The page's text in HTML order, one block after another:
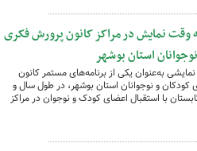
وقت نمایش در مراکز کانون پرورش فکری
استان بوشهر
به‌عنوان یکی از برنامه‌های مستمر کانون
و نوجوانان استان بوشهر، در طول سال و
با استقبال اعضای کودک و نوجوان در مراکز